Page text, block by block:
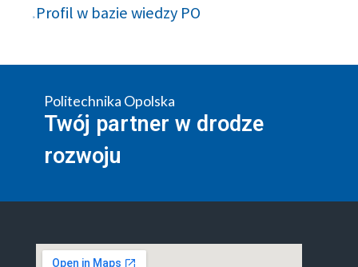
Profil w bazie wiedzy PO
Politechnika Opolska
Twój partner w drodze
rozwoju